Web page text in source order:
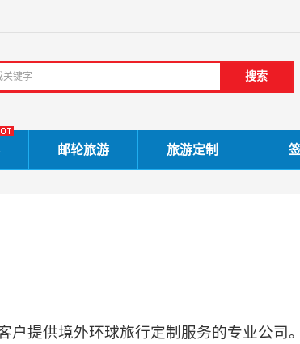
邮轮旅游 旅游定制
户提供境外环球旅行定制服务的专业公